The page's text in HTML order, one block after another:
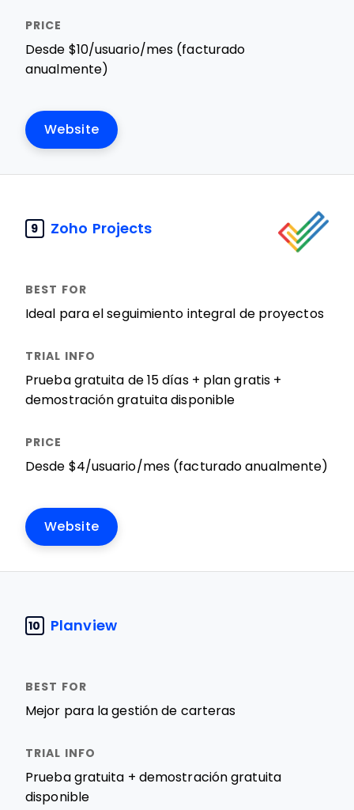
Desde $10/usuario/mes (facturado
anualmente)
Website
9 Zoho Projects
Ideal para el seguimiento integral de proyectos
Prueba gratuita de 15 días + plan gratis +
demostración gratuita disponible
Desde $4/usuario/mes (facturado anualmente)
Website
10 Planview
Mejor para la gestión de carteras
Prueba gratuita + demostración gratuita
disponible